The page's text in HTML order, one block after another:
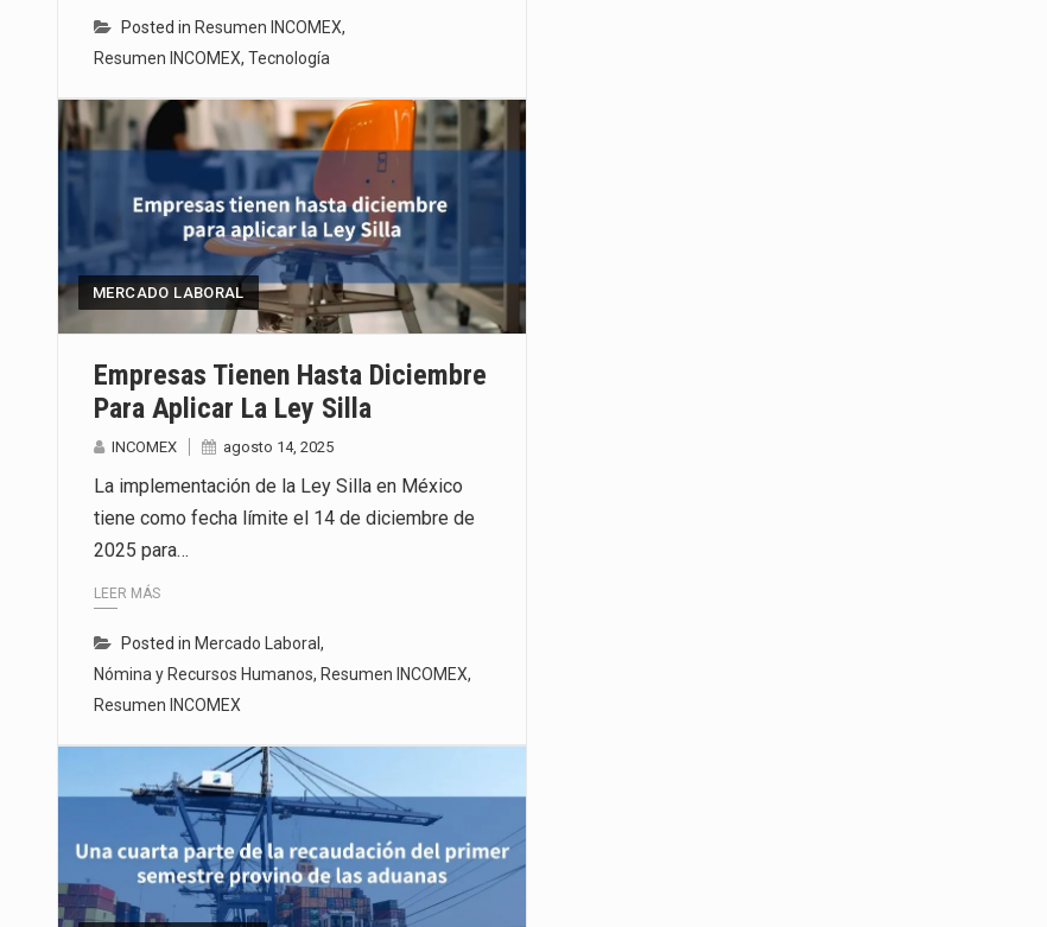
Posted in Resumen INCOMEX,
Resumen INCOMEX, Tecnología
MERCADO LABORAL
Empresas Tienen Hasta Diciembre
Para Aplicar La Ley Silla
INCOMEX agosto 14, 2025
La implementación de la Ley Silla en México
tiene como fecha límite el 14 de diciembre de
2025 para…
LEER MÁS
Posted in Mercado Laboral,
Nómina y Recursos Humanos, Resumen INCOMEX,
Resumen INCOMEX